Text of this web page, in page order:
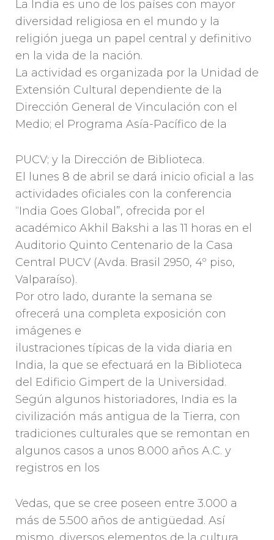
La India es uno de los países con mayor
diversidad religiosa en el mundo y la
religión juega un papel central y definitivo
en la vida de la nación.
La actividad es organizada por la Unidad de
Extensión Cultural dependiente de la
Dirección General de Vinculación con el
Medio; el Programa Asía-Pacífico de la
PUCV; y la Dirección de Biblioteca.
El lunes 8 de abril se dará inicio oficial a las
actividades oficiales con la conferencia
“India Goes Global”, ofrecida por el
académico Akhil Bakshi a las 11 horas en el
Auditorio Quinto Centenario de la Casa
Central PUCV (Avda. Brasil 2950, 4º piso,
Valparaíso).
Por otro lado, durante la semana se
ofrecerá una completa exposición con
imágenes e
ilustraciones típicas de la vida diaria en
India, la que se efectuará en la Biblioteca
del Edificio Gimpert de la Universidad.
Según algunos historiadores, India es la
civilización más antigua de la Tierra, con
tradiciones culturales que se remontan en
algunos casos a unos 8.000 años A.C. y
registros en los
Vedas, que se cree poseen entre 3.000 a
más de 5.500 años de antigüedad. Así